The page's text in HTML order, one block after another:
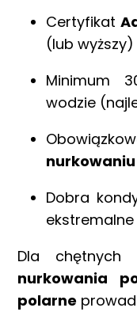
Certyfikat
(lub wyższy)
Minimum
wodzie
Dobra
Dla
nurkowania
polarne